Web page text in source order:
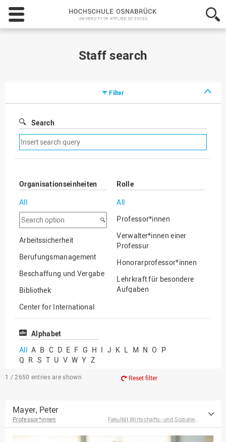
Hochschule
Osnabrück
-
Staff search
Filter
Search
Remove
search
filter
Organisationseinheiten
All
Search
option
Arbeitssicherheit
Berufungsmanagement
Beschaffung und Vergabe
Bibliothek
Center for International
Mobility
Center for International
Chancengerechtigkeit
eLearning Competence
Fakultät
Agrarwissenschaften und
Rolle
All
Professor*innen
Verwalter*innen einer
Professur
Honorarprofessor*innen
Lehrkraft für besondere
Aufgaben
Professor*innen im
Alphabet
All A B C D E F G H I J K L M N O P
Q R S T U V W Y Z
1 / 2650 entries are shown Reset filter
Mayer, Peter
Professor*innen